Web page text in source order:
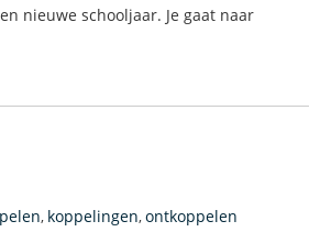
nieuwe schooljaar. Je gaat naar
, koppelingen,ontkoppelen